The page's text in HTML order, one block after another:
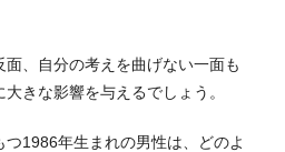
、自分の考えを曲げない一面も
きな影響を与えるでしょう。
1986年生まれの男性は、どのよ